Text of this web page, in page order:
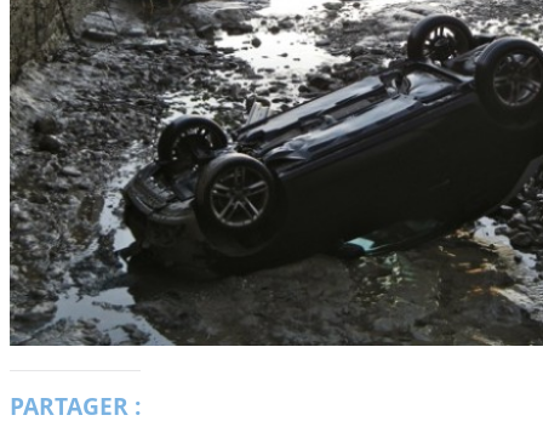
PARTAGER :